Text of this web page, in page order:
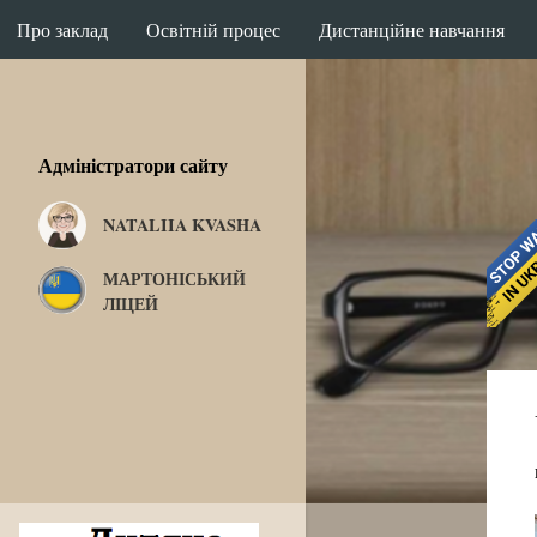
б
Адміністратори сайту
NATALIIA KVASHA
МАРТОНІСЬКИЙ
ЛІЦЕЙ
Про заклад Освітній процес Дистанційне навчання